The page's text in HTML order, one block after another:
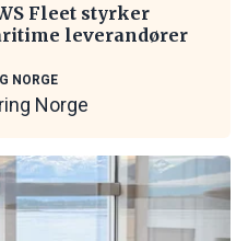
Fleet styrker
leverandører
NORGE
Norge